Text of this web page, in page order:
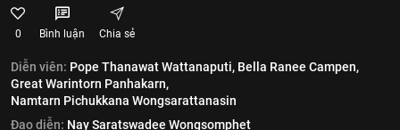
0 Bình luận Chia sẻ
Diễn viên: Pope Thanawat Wattanaputi, Bella Ranee Campen,
Great Warintorn Panhakarn,
Namtarn Pichukkana Wongsarattanasin
Đạo diễn: Nay Saratswadee Wongsomphet